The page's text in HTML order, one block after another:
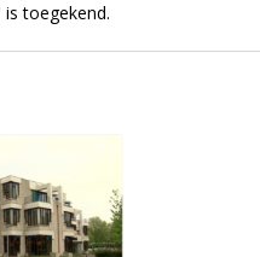
is toegekend.